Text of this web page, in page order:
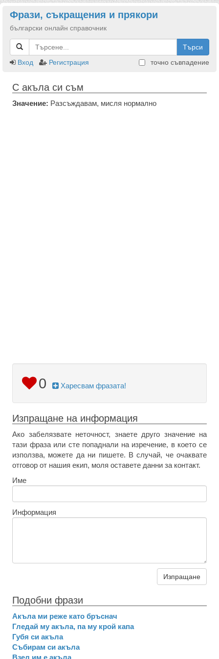
Фрази, съкращения и прякори
български онлайн справочник
Търси
Вход
Регистрация точно съвпадение
С акъла си съм
Значение: Разсъждавам, мисля нормално
0 Харесвам фразата!
Изпращане на информация
Ако забелязвате неточност, знаете друго значение на
тази фраза или сте попаднали на изречение, в което се
използва, можете да ни пишете. В случай, че очаквате
отговор от нашия екип, моля оставете данни за контакт.
Име
Информация
Изпращане
Подобни фрази
Акъла ми реже като бръснач
Гледай му акъла, па му крой капа
Губя си акъла
Събирам си акъла
Взел им е акъла